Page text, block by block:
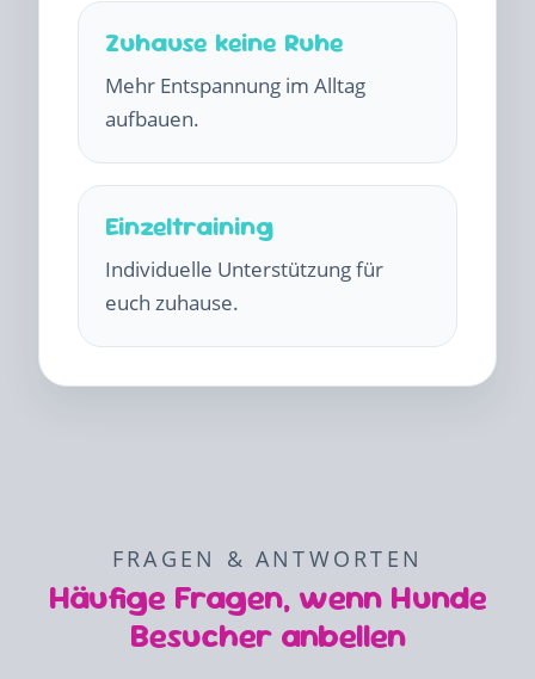
Zuhause keine Ruhe
Mehr Entspannung im Alltag
aufbauen.
Einzeltraining
Individuelle Unterstützung für
euch zuhause.
FRAGEN & ANTWORTEN
Häufige Fragen, wenn Hunde
Besucher anbellen